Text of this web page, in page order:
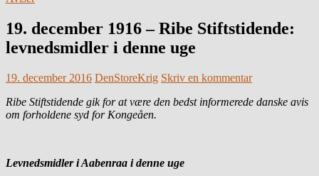
19. december 1916 – Ribe Stiftstidende:
levnedsmidler i denne uge
19. december 2016 DenStoreKrig Skriv en kommentar
Ribe Stiftstidende gik for at være den bedst informerede danske avis
om forholdene syd for Kongeåen.
Levnedsmidler i Aabenraa i denne uge